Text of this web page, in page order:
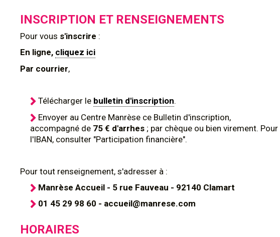
INSCRIPTION ET RENSEIGNEMENTS
Pour vous s'inscrire :
En ligne, cliquez ici
Par courrier,
Télécharger le bulletin d'inscription.
Envoyer au Centre Manrèse ce Bulletin d'inscription,
accompagné de 75 € d'arrhes ; par chèque ou bien virement. Pour
l'IBAN, consulter "Participation financière".
Pour tout renseignement, s'adresser à :
Manrèse Accueil - 5 rue Fauveau - 92140 Clamart
01 45 29 98 60 - accueil@manrese.com
HORAIRES